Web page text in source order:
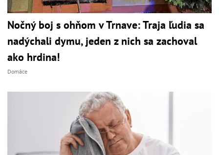
Nočný boj s ohňom v Trnave: Traja ľudia sa
nadýchali dymu, jeden z nich sa zachoval
ako hrdina!
Domáce